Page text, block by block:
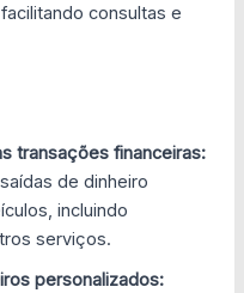
consultas e
transações financeiras:
de dinheiro
incluindo
serviços.
personalizados: